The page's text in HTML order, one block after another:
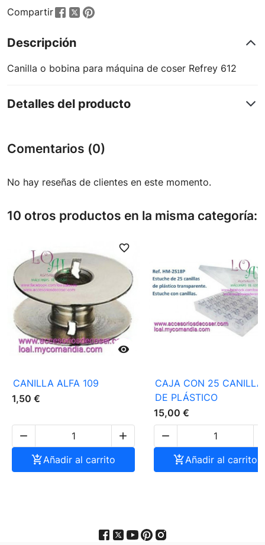
Compartir
Descripción
Canilla o bobina para máquina de coser Refrey 612
Detalles del producto
Comentarios (0)
No hay reseñas de clientes en este momento.
10 otros productos en la misma categoría:

favorite_border
CANILLA ALFA 109
1,50 €


Añadir al carrito
CAJA CON 25
DE PLÁSTICO
15,00 €

Añadir al carrito